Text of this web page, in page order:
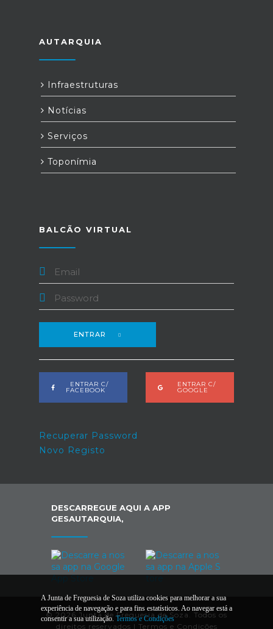
AUTARQUIA
Infraestruturas
Notícias
Serviços
Toponímia
BALCÃO VIRTUAL
ENTRAR
ENTRAR C/
FACEBOOK
ENTRAR C/
GOOGLE
Recuperar Password
Novo Registo
DESCARREGUE AQUI A APP
GESAUTARQUIA,
© 2026 Junta de Freguesia de Soza. Todos os
direitos reservados | Termos e Condições
A Junta de Freguesia de Soza utiliza cookies para melhorar a sua
experiência de navegação e para fins estatísticos. Ao navegar está a
consentir a sua utilização. Termos e Condições